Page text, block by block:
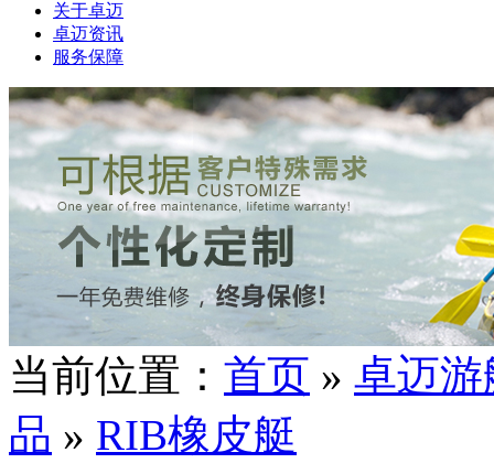
关于卓迈
卓迈资讯
服务保障
当前位置： 首页 » 卓迈
品 » RIB橡皮艇